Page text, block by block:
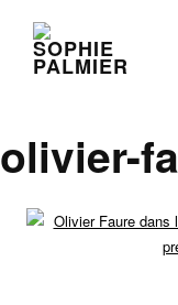
olivier-